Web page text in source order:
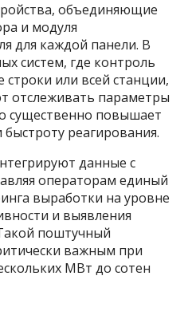
объединяющие
и модуля
для каждой панели. В
систем, где контроль
строки или всей станции,
отслеживать параметры
существенно повышает
реагирования.
данные с
операторам единый
выработки на уровне
и выявления
поштучный
важным при
МВт до сотен